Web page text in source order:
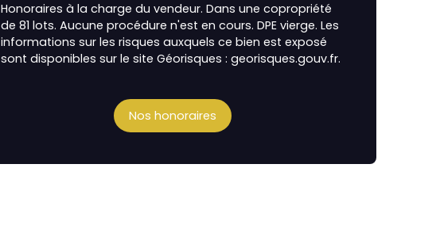
Honoraires à la charge du vendeur. Dans une copropriété
de 81 lots. Aucune procédure n'est en cours. DPE vierge. Les
informations sur les risques auxquels ce bien est exposé
sont disponibles sur le site Géorisques : georisques.gouv.fr.
Nos honoraires